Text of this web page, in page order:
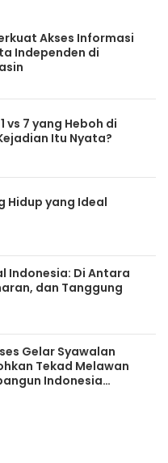
Akses Informasi
Independen di
vs 7 yang Heboh di
Itu Nyata?
Hidup yang Ideal
Indonesia: Di Antara
dan Tanggung
Gelar Syawalan
Tekad Melawan
Indonesia